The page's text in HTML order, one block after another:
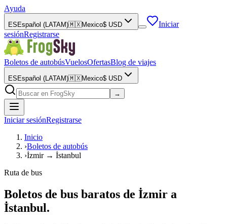
Ayuda
ES Español (LATAM)🇲🇽Mexico$ USD
Iniciar
sesiónRegistrarse
Boletos de autobúsVuelosOfertasBlog de viajes
ES Español (LATAM)🇲🇽Mexico$ USD
→
Iniciar sesiónRegistrarse
Inicio
›Boletos de autobús
›İzmir → İstanbul
Ruta de bus
Boletos de bus baratos de İzmir a
İstanbul.